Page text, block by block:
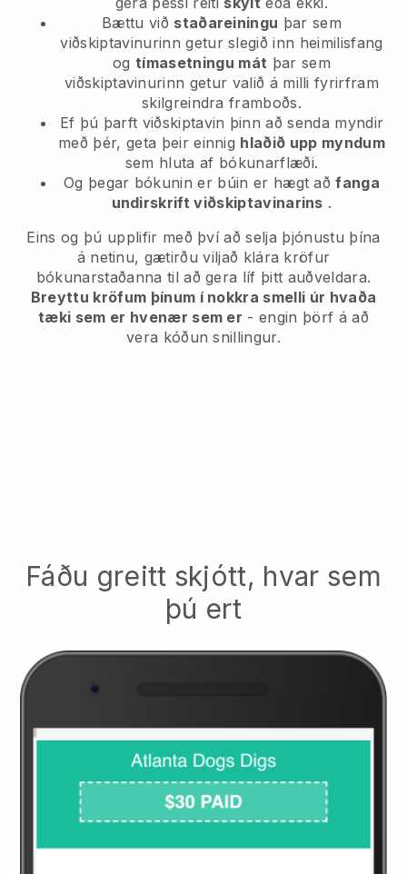
Bættu við staðareiningu þar sem
viðskiptavinurinn getur slegið inn heimilisfang
ogtímasetningu mát þar sem
viðskiptavinurinn getur valið á milli fyrirfram
skilgreindra framboðs.
Ef þú þarft viðskiptavin þinn að senda myndir
með þér, geta þeir einnig hlaðið upp myndum
sem hluta af bókunarflæði.
Og þegar bókunin er búin er hægt aðfanga
undirskrift viðskiptavinarins .
Eins og þú upplifir með því að selja þjónustu þína
á netinu, gætirðu viljað klára kröfur
bókunarstaðanna til að gera líf þitt auðveldara.
Breyttu kröfum þínum í nokkra smelli úr hvaða
tæki sem er hvenær sem er - engin þörf á að
vera kóðun snillingur.
Fáðu greitt skjótt, hvar sem
þú ert